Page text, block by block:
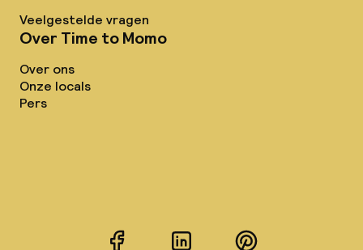
Veelgestelde vragen
Over Time to Momo
Over ons
Onze locals
Pers